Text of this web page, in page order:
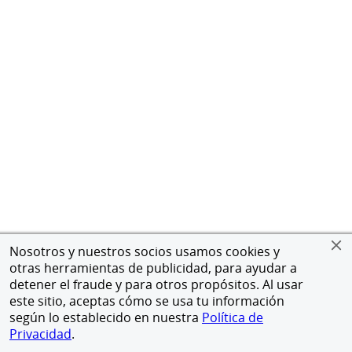
Nosotros y nuestros socios usamos cookies y
otras herramientas de publicidad, para ayudar a
detener el fraude y para otros propósitos. Al usar
este sitio, aceptas cómo se usa tu información
según lo establecido en nuestra Política de
Privacidad.